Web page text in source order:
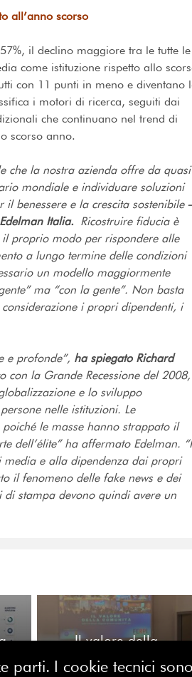
all’anno scorso
il declino maggiore tra le tutte le
come istituzione rispetto allo
con 11 punti in meno e diventano
i motori di ricerca, seguiti dai
che continuano nel trend di
scorso anno.
che la nostra azienda offre da quasi
mondiale e individuare soluzioni
benessere e la crescita sostenibile
Italia. Ricostruire fiducia è
proprio modo per rispondere alle
a lungo termine delle condizioni
un modello maggiormente
ma “con la gente”. Non basta
i propri dipendenti, i
e profonde”, ha spiegato Richard
con la Grande Recessione del 2008,
e lo sviluppo
nelle istituzioni. Le
le masse hanno strappato il
dell’élite” ha affermato Edelman.
media e alla dipendenza dai propri
il fenomeno delle fake news e dei
stampa devono quindi avere un
Il valore della
inaugura il mandato
parti. I cookie tecnici